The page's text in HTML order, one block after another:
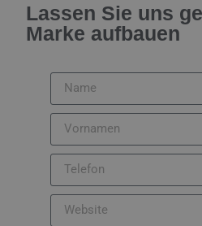
Lassen Sie uns
Marke aufbauen